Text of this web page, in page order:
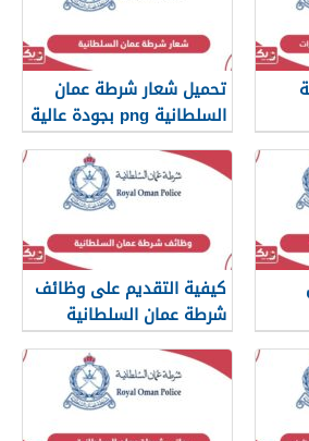
تحميل شعار شرطة عمان
السلطانية png بجودة عالية
2024
كيفية التقديم على وظائف
شرطة عمان السلطانية
2024